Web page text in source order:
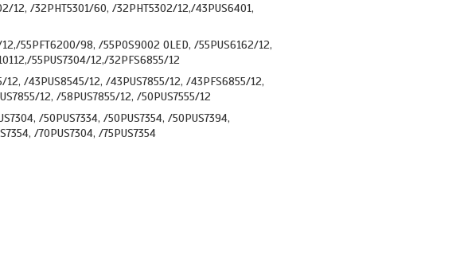
12, /32PHT5301/60, /32PHT5302/12,/43PUS6401,
55PFT6200/98, /55POS9002 OLED, /55PUS6162/12,
55PUS7304/12,/32PFS6855/12
12, /43PUS8545/12, /43PUS7855/12, /43PFS6855/12,
12, /58PUS7855/12, /50PUS7555/12
/50PUS7334, /50PUS7354, /50PUS7394,
/70PUS7304, /75PUS7354